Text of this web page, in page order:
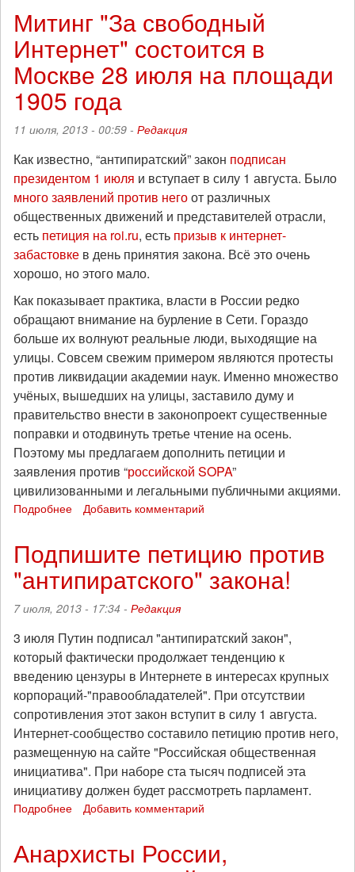
свободный
Интернет"
состоится
в
Москве
на
площади
у
метро
"ул.
1905
года"
Митинг "За свободный
Интернет" состоится в
Москве 28 июля на площади
1905 года
11 июля, 2013 - 00:59 - Редакция
Как известно, “антипиратский” закон подписан
президентом 1 июля и вступает в силу 1 августа. Было
много заявлений против негоот различных
общественных движений и представителей отрасли,
есть петиция на roi.ru, есть призыв к интернет-
забастовке в день принятия закона. Всё это очень
хорошо, но этого мало.
Как показывает практика, власти в России редко
обращают внимание на бурление в Сети. Гораздо
больше их волнуют реальные люди, выходящие на
улицы. Совсем свежим примером являются протесты
против ликвидации академии наук. Именно множество
учёных, вышедших на улицы, заставило думу и
правительство внести в законопроект существенные
поправки и отодвинуть третье чтение на осень.
Поэтому мы предлагаем дополнить петиции и
заявления против “российской SOPA”
цивилизованными и легальными публичными акциями.
Подробнее
свободный
состоится
в
28
июля
на
площади
1905
года
Добавить комментарий
Подпишите петицию против
"антипиратского" закона!
7 июля, 2013 - 17:34 - Редакция
3 июля Путин подписал "антипиратский закон",
который фактически продолжает тенденцию к
введению цензуры в Интернете в интересах крупных
корпораций-"правообладателей". При отсутствии
сопротивления этот закон вступит в силу 1 августа.
Интернет-сообщество составило петицию против него,
размещенную на сайте "Российская общественная
инициатива". При наборе ста тысяч подписей эта
инициативу должен будет рассмотреть парламент.
Подробнее
против
Добавить комментарий
Анархисты России,